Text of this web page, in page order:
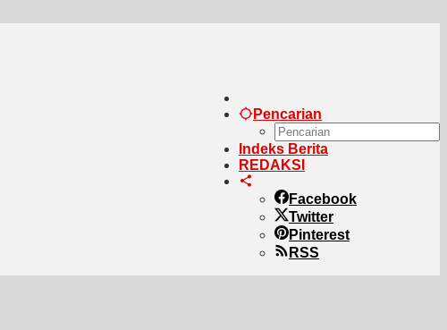
Pencarian
Indeks Berita
REDAKSI
Facebook
Twitter
Pinterest
RSS